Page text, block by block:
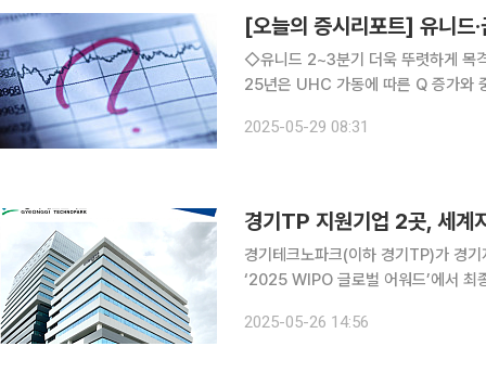
[오늘의 증시리포트] 유니드
◇유니드 2~3분기 더욱 뚜렷하게 목
25년은 UHC 가동에 따른 Q 증가와
등으로 컨센서스를 큰 폭 상회하는 호
2025-05-29 08:31
경기TP 지원기업 2곳, 세계
경기테크노파크(이하 경기TP)가 경
‘2025 WIPO 글로벌 어워드’에서 최종 후
역 혁신과 산업 육성을 통한 경제 활
2025-05-26 14:56